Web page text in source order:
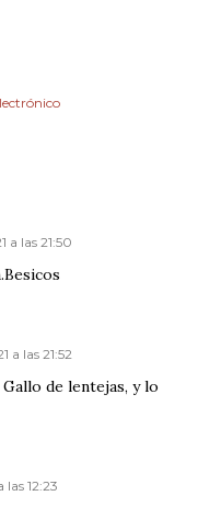
a las 21:50
a las 21:52
de lentejas, y lo
las 12:23